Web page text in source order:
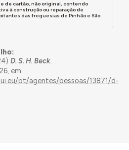
de cartão, não original, contendo
à construção ou reparação de
das freguesias de Pinhão e São
D. S. H. Beck.
em
pt/agentes/pessoas/13871/d-